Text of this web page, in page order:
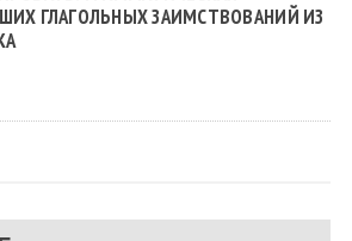
ГЛАГОЛЬНЫХ ЗАИМСТВОВАНИЙ ИЗ